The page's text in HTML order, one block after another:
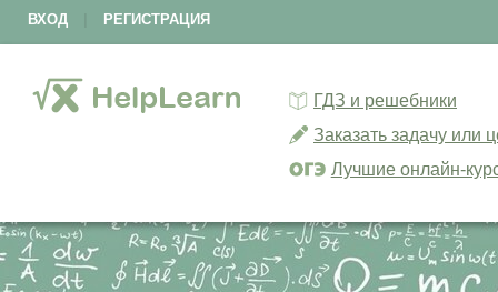
ВХОД РЕГИСТРАЦИЯ
ГДЗ и решебники
Заказать задачу или
Лучшие онлайн-